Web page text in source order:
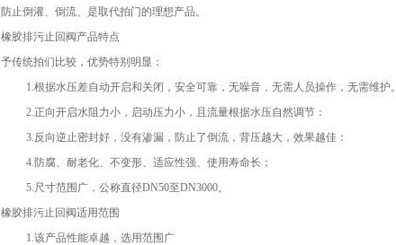
防止倒灌、倒流、是取代拍门的理想产品。
橡胶排污止回阀产品特点
予传统拍们比较，优势特别明显：
1.根据水压差自动开启和关闭，安全可靠，无噪音，无需人员操作，无需维护。
2.正向开启水阻力小，启动压力小，且流量根据水压自然调节：
3.反向逆止密封好，没有渗漏，防止了倒流，背压越大，效果越佳：
4.防腐、耐老化、不变形、适应性强、使用寿命长；
5.尺寸范围广，公称直径DN50至DN3000。
橡胶排污止回阀适用范围
1.该产品性能卓越，选用范围广